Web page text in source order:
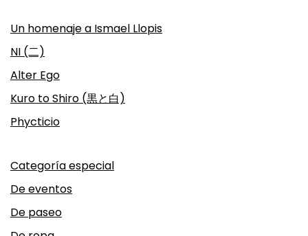
Un homenaje a Ismael Llopis
NI (二)
Alter Ego
Kuro to Shiro (黒と白)
Phycticio
Categoría especial
De eventos
De paseo